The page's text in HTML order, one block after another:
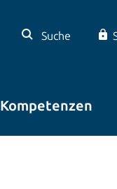
Suche
Kompetenzen